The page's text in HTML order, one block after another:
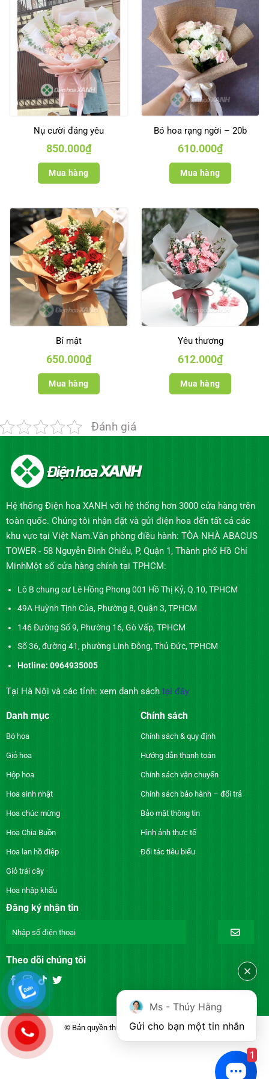
Nụ cười đáng yêu
850.000₫
Mua hàng
Bó hoa rạng ngời – 20b
610.000₫
Mua hàng
Bí mật
650.000₫
Mua hàng
Yêu thương
612.000₫
Mua hàng
Đánh giá
Hệ thống Điện hoa XANH với hệ thống hơn 3000 cửa hàng trên
toàn quốc. Chúng tôi nhận đặt và gửi điện hoa đến tất cả các
khu vực tại Việt Nam.Văn phòng điều hành: TÒA NHÀ ABACUS
TOWER - 58 Nguyễn Đình Chiểu, P, Quận 1, Thành phố Hồ Chí
MinhMột số cửa hàng chính tại TPHCM:
Lô B chung cư Lê Hồng Phong 001 Hồ Thị Kỷ, Q.10, TPHCM
49A Huỳnh Tịnh Của, Phường 8, Quận 3, TPHCM
146 Đường Số 9, Phường 16, Gò Vấp, TPHCM
Số 36, đường 41, phường Linh Đông, Thủ Đức, TPHCM
Hotline: 0964935005
Tại Hà Nội và các tỉnh: xem danh sách tại đây
Danh mục
Bó hoa
Giỏ hoa
Hộp hoa
Hoa sinh nhật
Hoa chúc mừng
Hoa Chia Buồn
Hoa lan hồ điệp
Giỏ trái cây
Hoa nhập khẩu
Chính sách
Chính sách & quy định
Hướng dẫn thanh toán
Chính sách vận chuyển
Chính sách bảo hành – đổi trả
Bảo mật thông tin
Hình ảnh thực tế
Đối tác tiêu biểu
Đăng ký nhận tin
Theo dõi chúng tôi
© Bản quyền thuộc về DienhoaXANH.com
Ms - Thúy Hằng
Gửi cho bạn một tin nhắn
1